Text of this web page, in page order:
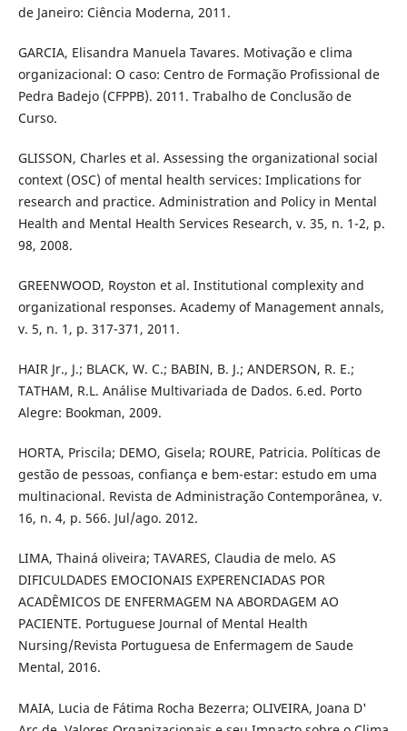
de Janeiro: Ciência Moderna, 2011.
GARCIA, Elisandra Manuela Tavares. Motivação e clima
organizacional: O caso: Centro de Formação Profissional de
Pedra Badejo (CFPPB). 2011. Trabalho de Conclusão de
Curso.
GLISSON, Charles et al. Assessing the organizational social
context (OSC) of mental health services: Implications for
research and practice. Administration and Policy in Mental
Health and Mental Health Services Research, v. 35, n. 1-2, p.
98, 2008.
GREENWOOD, Royston et al. Institutional complexity and
organizational responses. Academy of Management annals,
v. 5, n. 1, p. 317-371, 2011.
HAIR Jr., J.; BLACK, W. C.; BABIN, B. J.; ANDERSON, R. E.;
TATHAM, R.L. Análise Multivariada de Dados. 6.ed. Porto
Alegre: Bookman, 2009.
HORTA, Priscila; DEMO, Gisela; ROURE, Patricia. Políticas de
gestão de pessoas, confiança e bem-estar: estudo em uma
multinacional. Revista de Administração Contemporânea, v.
16, n. 4, p. 566. Jul/ago. 2012.
LIMA, Thainá oliveira; TAVARES, Claudia de melo. AS
DIFICULDADES EMOCIONAIS EXPERENCIADAS POR
ACADÊMICOS DE ENFERMAGEM NA ABORDAGEM AO
PACIENTE. Portuguese Journal of Mental Health
Nursing/Revista Portuguesa de Enfermagem de Saude
Mental, 2016.
MAIA, Lucia de Fátima Rocha Bezerra; OLIVEIRA, Joana D'